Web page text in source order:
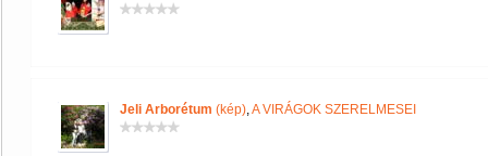
Jeli Arborétum (kép),A VIRÁGOK SZERELMESEI